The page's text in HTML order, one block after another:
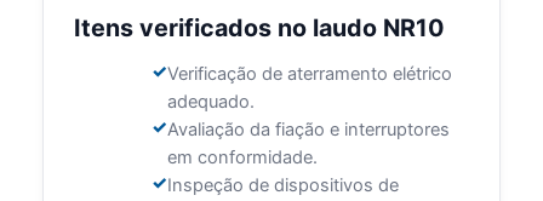
Itens verificados no laudo NR10
Verificação de aterramento elétrico
adequado.
Avaliação da fiação e interruptores
em conformidade.
Inspeção de dispositivos de